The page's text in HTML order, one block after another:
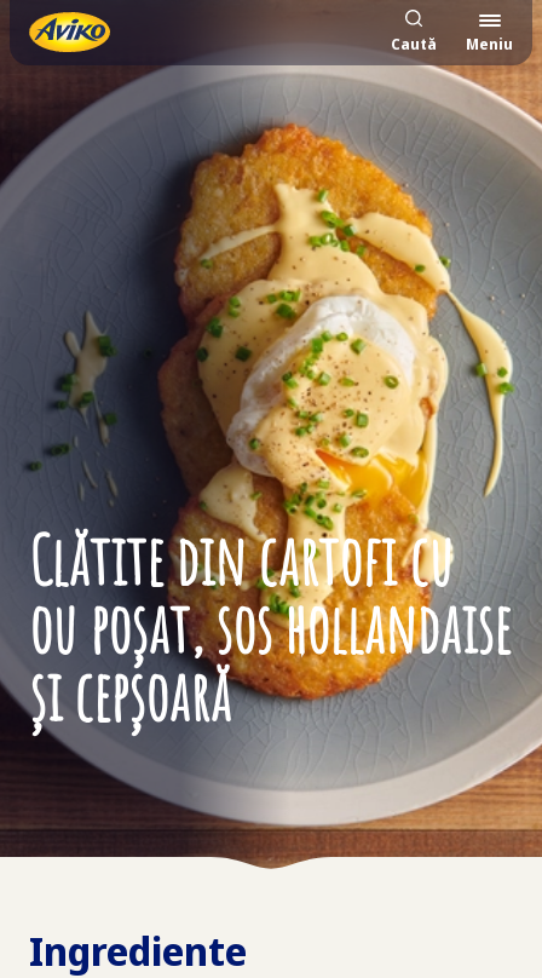
Caută Meniu
Clătite din cartofi cu
ou poșat, sos hollandaise
și cepșoară
Ingrediente